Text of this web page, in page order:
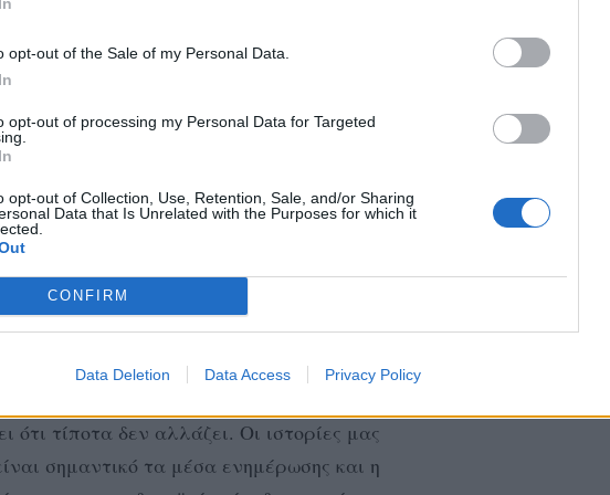
opt-out of the Sale of my Personal Data.
opt-out of processing my Personal Data for Targeted
opt-out of Collection, Use, Retention, Sale, and/or Sharing
Data that Is Unrelated with the Purposes for which it
CONFIRM
Data Deletion Data Access Privacy Policy
χρήστη minami not mina (@minamigessel)
με την πρόθεση στον τομέα της. Είτε
εκπροσώπησης είτε υπερασπίζεται την
απολογισμό για το που θέλει να δώσει
γιατί αν δεν δούμε τη φωνή μας να
είτε πρόκειται για ταινίες, έντυπα ή
ότι τίποτα δεν αλλάζει. Οι ιστορίες μας
σημαντικό τα μέσα ενημέρωσης και η